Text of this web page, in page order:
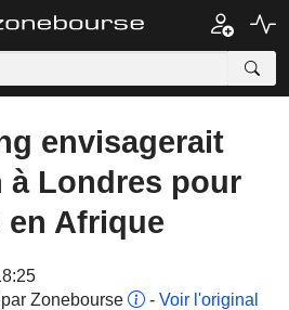
envisagerait
à Londres pour
Afrique
Zonebourse
- Voir l'original